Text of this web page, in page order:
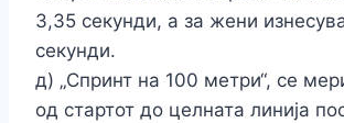
3,35 секунди, а за жени
секунди.
д) „Спринт на 100 метри“, се
од стартот до целната линија